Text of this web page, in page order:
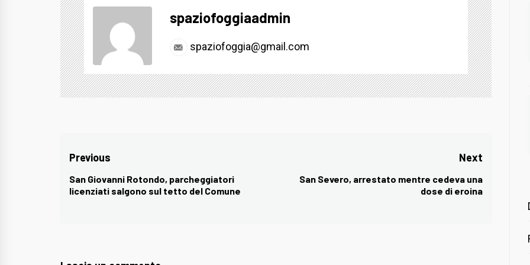
spaziofoggiaadmin
spaziofoggia@gmail.com
Navigazione
articoli
Previous
Previous
post:
San Giovanni Rotondo, parcheggiatori
licenziati salgono sul tetto del Comune
Next
Next
post:
San Severo, arrestato mentre cedeva una
dose di eroina